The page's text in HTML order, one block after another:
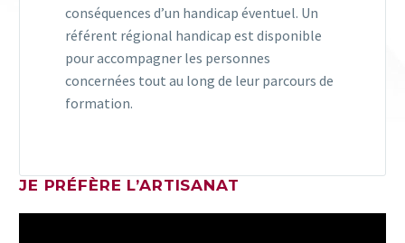
conséquences d’un handicap éventuel. Un
référent régional handicap est disponible
pour accompagner les personnes
concernées tout au long de leur parcours de
formation.
JE PRÉFÈRE L’ARTISANAT